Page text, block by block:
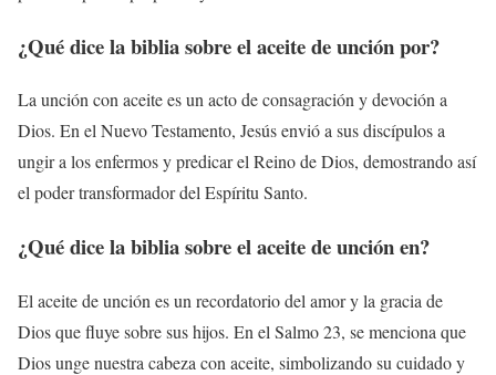
¿Qué dice la biblia sobre el aceite de unción por?
La unción con aceite es un acto de consagración y devoción a
Dios. En el Nuevo Testamento, Jesús envió a sus discípulos a
ungir a los enfermos y predicar el Reino de Dios, demostrando así
el poder transformador del Espíritu Santo.
¿Qué dice la biblia sobre el aceite de unción en?
El aceite de unción es un recordatorio del amor y la gracia de
Dios que fluye sobre sus hijos. En el Salmo 23, se menciona que
Dios unge nuestra cabeza con aceite, simbolizando su cuidado y